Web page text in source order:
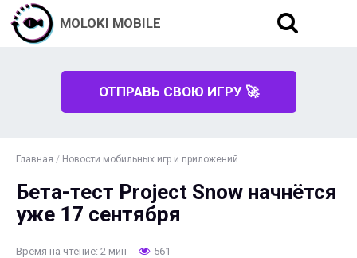
MOLOKI MOBILE
ОТПРАВЬ СВОЮ ИГРУ 🚀
Главная / Новости мобильных игр и приложений
Бета-тест Project Snow начнётся
уже 17 сентября
Время на чтение: 2 мин 561